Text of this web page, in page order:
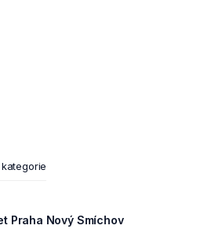
Praha Nový Smíchov